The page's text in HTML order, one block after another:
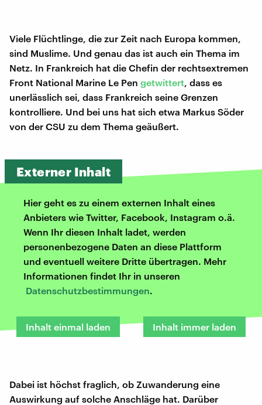
Viele Flüchtlinge, die zur Zeit nach Europa kommen,
sind Muslime. Und genau das ist auch ein Thema im
Netz. In Frankreich hat die Chefin der rechtsextremen
Front National Marine Le Pen getwittert , dass es
unerlässlich sei, dass Frankreich seine Grenzen
kontrolliere. Und bei uns hat sich etwa Markus Söder
von der CSU zu dem Thema geäußert.
Externer Inhalt
Hier geht es zu einem externen Inhalt eines
Anbieters wie Twitter, Facebook, Instagram o.ä.
Wenn Ihr diesen Inhalt ladet, werden
personenbezogene Daten an diese Plattform
und eventuell weitere Dritte übertragen. Mehr
Informationen findet Ihr in unseren
Datenschutzbestimmungen.
Inhalt einmal laden Inhalt immer laden
Dabei ist höchst fraglich, ob Zuwanderung eine
Auswirkung auf solche Anschläge hat. Darüber